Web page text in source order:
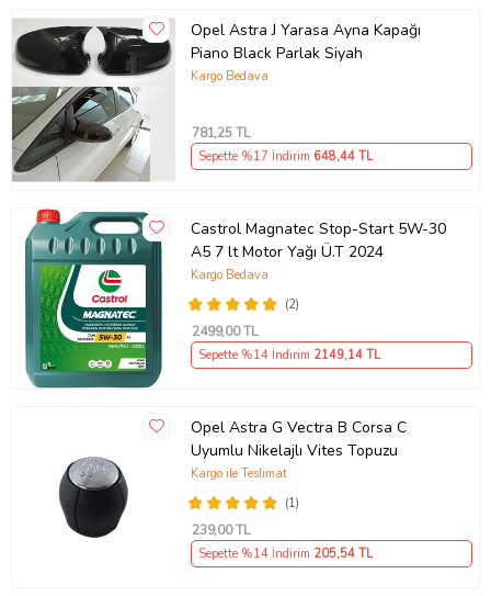
Opel Astra J Yarasa Ayna Kapağı
Piano Black Parlak Siyah
Kargo Bedava
781,25 TL
Sepette %17 İndirim 648,44 TL
Castrol Magnatec Stop-Start 5W-30
A5 7 lt Motor Yağı Ü.T 2024
(2)
Kargo Bedava
2499,00 TL
Sepette %14 İndirim 2149,14 TL
Opel Astra G Vectra B Corsa C
Uyumlu Nikelajlı Vites Topuzu
(1)
Kargo ile Teslimat
239,00 TL
Sepette %14 İndirim 205,54 TL